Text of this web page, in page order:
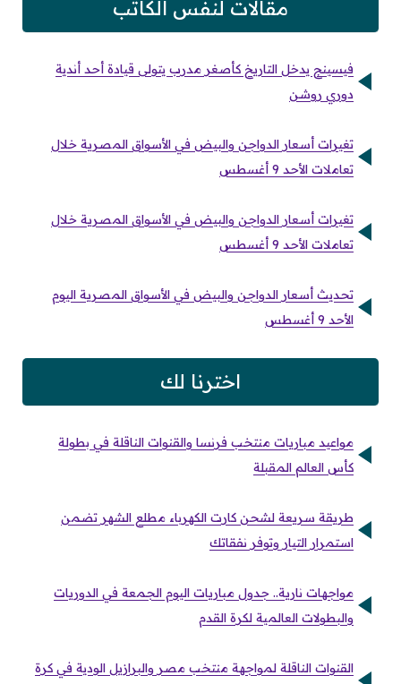
مقالات لنفس الكاتب
فيسينج يدخل التاريخ كأصغر مدرب يتولى قيادة أحد أندية
دوري روشن
تغيرات أسعار الدواجن والبيض في الأسواق المصرية خلال
تعاملات الأحد 9 أغسطس
تغيرات أسعار الدواجن والبيض في الأسواق المصرية خلال
تعاملات الأحد 9 أغسطس
تحديث أسعار الدواجن والبيض في الأسواق المصرية اليوم
الأحد 9 أغسطس
اخترنا لك
مواعيد مباريات منتخب فرنسا والقنوات الناقلة في بطولة
كأس العالم المقبلة
طريقة سريعة لشحن كارت الكهرباء مطلع الشهر تضمن
استمرار التيار وتوفر نفقاتك
مواجهات نارية.. جدول مباريات اليوم الجمعة في الدوريات
والبطولات العالمية لكرة القدم
القنوات الناقلة لمواجهة منتخب مصر والبرازيل الودية في كرة